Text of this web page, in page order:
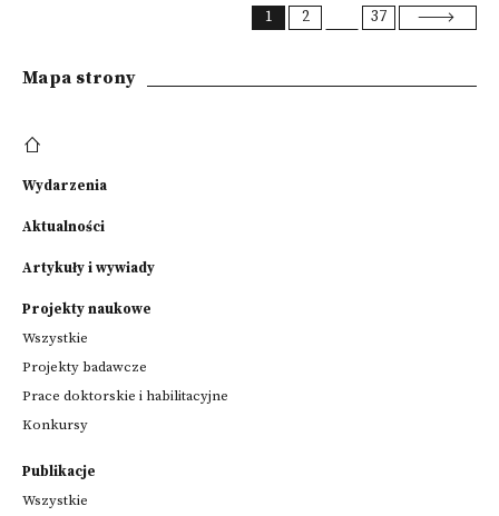
1 2 37
Mapa strony
Wydarzenia
Aktualności
Artykuły i wywiady
Projekty naukowe
Wszystkie
Projekty badawcze
Prace doktorskie i habilitacyjne
Konkursy
Publikacje
Wszystkie